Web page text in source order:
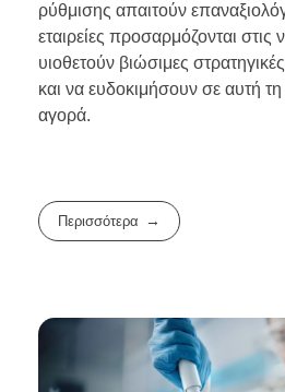
ρύθμισης απαιτούν
εταιρείες προσαρμόζονται στις
υιοθετούν βιώσιμες
και να ευδοκιμήσουν σε αυτή
αγορά.
Περισσότερα